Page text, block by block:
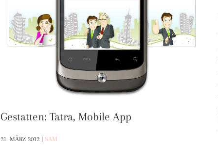
Gestatten: Tatra, Mobile App
21. MÄRZ 2012 | SAM